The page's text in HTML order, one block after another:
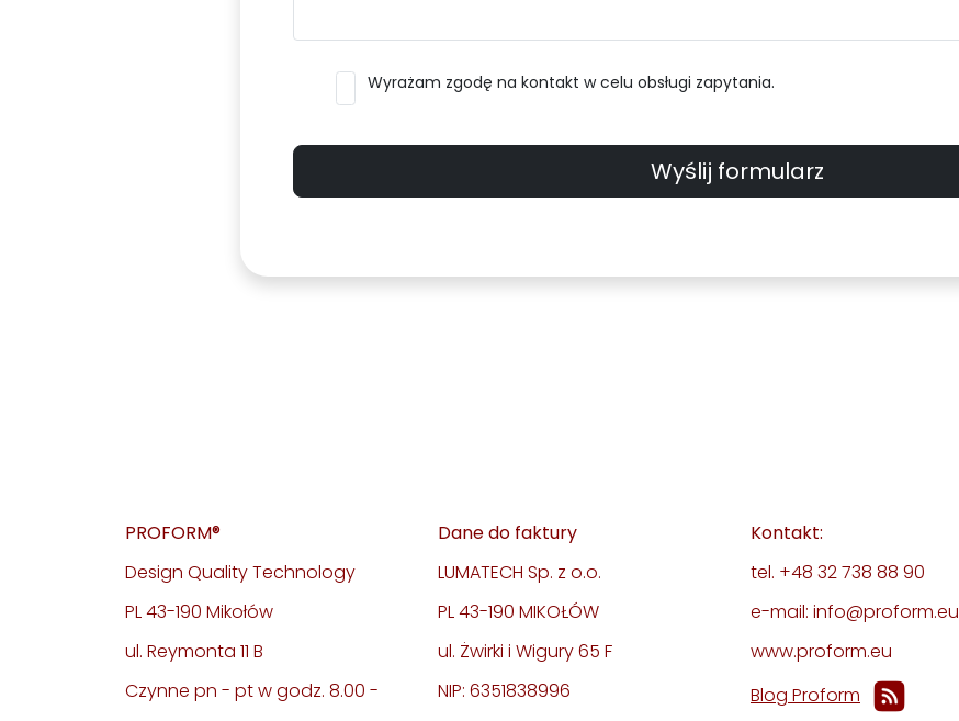
Wyrażam zgodę na kontakt w celu obsługi zapytania.
Wyślij formularz
PROFORM®
Design Quality Technology
PL 43-190 Mikołów
ul. Reymonta 11 B
Czynne pn - pt w godz. 8.00 -
Dane do faktury
LUMATECH Sp. z o.o.
PL 43-190 MIKOŁÓW
ul. Żwirki i Wigury 65 F
NIP: 6351838996
Kontakt:
tel. +48 32 738 88 90
e-mail: info@proform.eu
www.proform.eu
Blog Proform